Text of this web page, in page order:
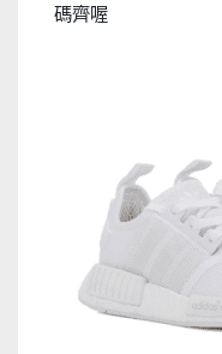
碼齊喔